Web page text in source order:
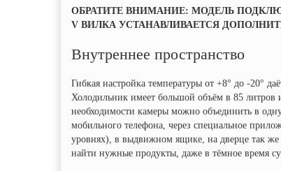
ОБРАТИТЕ ВНИМАНИЕ: МОДЕЛЬ
V ВИЛКА УСТАНАВЛИВАЕТСЯ
Внутреннее пространство
Гибкая настройка температуры от +8° до -20°
Холодильник имеет большой объём в 85 литров
необходимости камеры можно объединить в
мобильного телефона, через специальное
уровнях), в выдвижном ящике, на дверце так
найти нужные продукты, даже в тёмное время